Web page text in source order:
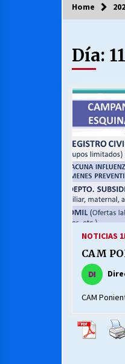
Home
Día:
NOTICIAS 1
CAM
CAM